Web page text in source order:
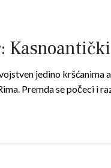
jedino
Premda se počeci